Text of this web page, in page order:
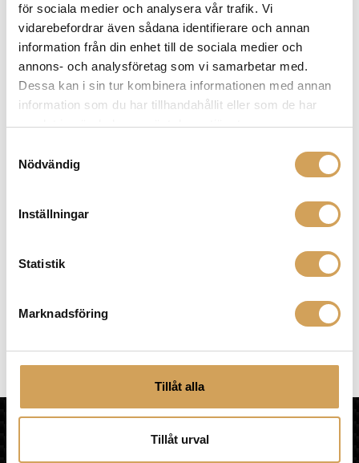
för sociala medier och analysera vår trafik. Vi
vidarebefordrar även sådana identifierare och annan
information från din enhet till de sociala medier och
annons- och analysföretag som vi samarbetar med.
Dessa kan i sin tur kombinera informationen med annan
information som du har tillhandahållit eller som de har
samlat in när du har använt deras tjänster.
Nödvändig
Inställningar
Statistik
Marknadsföring
Tillåt alla
Tillåt urval
(23)
HiFi Experience AB